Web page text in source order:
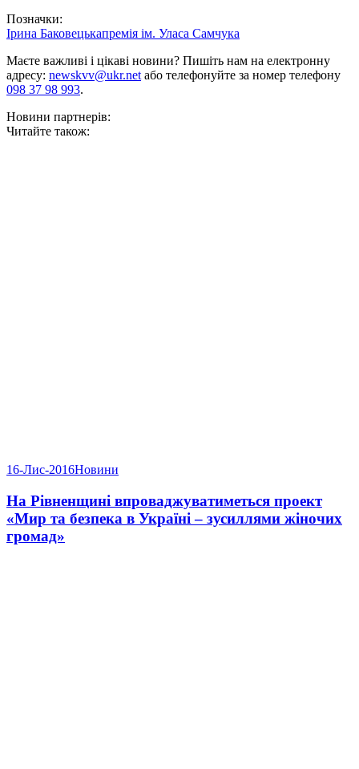
Позначки:
Ірина Баковецькапремія ім. Уласа Самчука
Маєте важливі і цікаві новини? Пишіть нам на електронну
адресу: newskvv@ukr.netабо телефонуйте за номер телефону
098 37 98 993.
Новини партнерів:
Читайте також:
16-Лис-2016Новини
На Рівненщині впроваджуватиметься проект
«Мир та безпека в Україні – зусиллями жіночих
громад»